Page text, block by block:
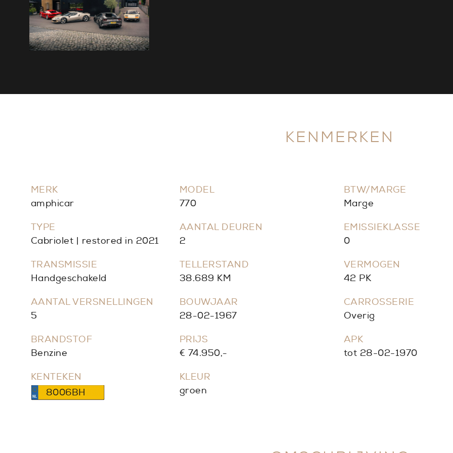
KENMERKEN
MERK
amphicar
MODEL
770
TYPE
Cabriolet | restored in 2021
AANTAL DEUREN
2
TRANSMISSIE
Handgeschakeld
TELLERSTAND
38.689 KM
AANTAL VERSNELLINGEN
5
BOUWJAAR
28-02-1967
BRANDSTOF
Benzine
PRIJS
€ 74.950,-
KENTEKEN
8006BH
KLEUR
groen
BTW/MARGE
Marge
EMISSIEKLASSE
0
VERMOGEN
42 PK
CARROSSERIE
Overig
APK
tot 28-02-1970